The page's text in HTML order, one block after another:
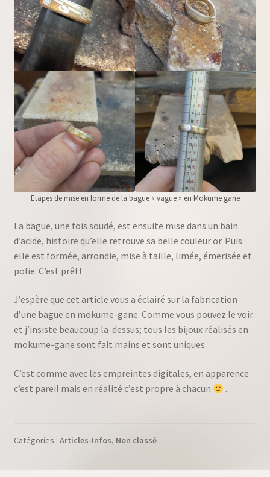
Etapes de mise en forme de la bague « vague » en Mokume gane
La bague, une fois soudé, est ensuite mise dans un bain
d’acide, histoire qu’elle retrouve sa belle couleur or. Puis
elle est formée, arrondie, mise à taille, limée, émerisée et
polie. C’est prêt!
J’espère que cet article vous a éclairé sur la fabrication
d’une bague en mokume-gane. Comme vous pouvez le voir
et j’insiste beaucoup la-dessus; tous les bijoux réalisés en
mokume-gane sont fait mains et sont uniques.
C’est comme avec les empreintes digitales, en apparence
c’est pareil mais en réalité c’est propre à chacun
.
Catégories : Articles-Infos, Non classé